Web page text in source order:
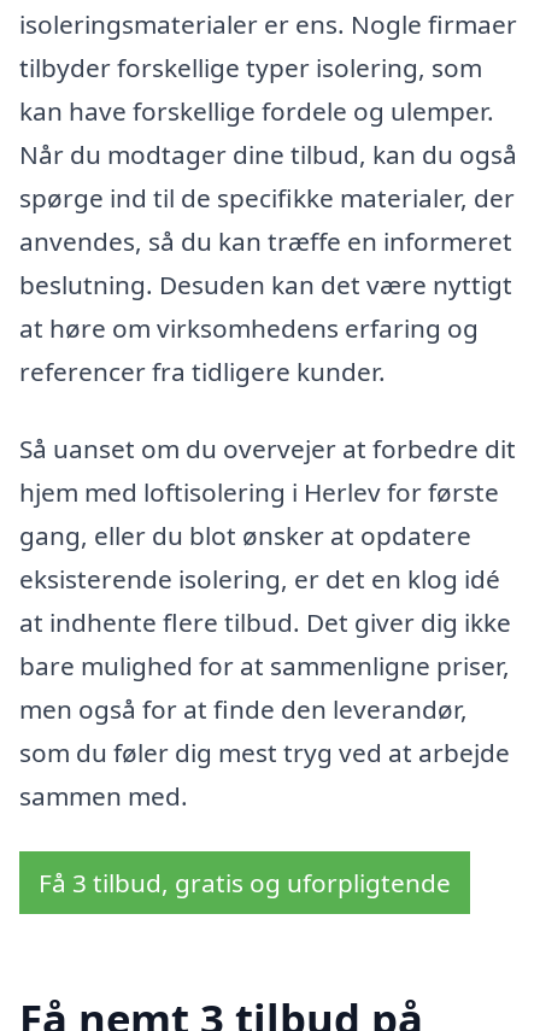
isoleringsmaterialer er ens. Nogle firmaer
tilbyder forskellige typer isolering, som
kan have forskellige fordele og ulemper.
Når du modtager dine tilbud, kan du også
spørge ind til de specifikke materialer, der
anvendes, så du kan træffe en informeret
beslutning. Desuden kan det være nyttigt
at høre om virksomhedens erfaring og
referencer fra tidligere kunder.
Så uanset om du overvejer at forbedre dit
hjem med loftisolering i Herlev for første
gang, eller du blot ønsker at opdatere
eksisterende isolering, er det en klog idé
at indhente flere tilbud. Det giver dig ikke
bare mulighed for at sammenligne priser,
men også for at finde den leverandør,
som du føler dig mest tryg ved at arbejde
sammen med.
Få 3 tilbud, gratis og uforpligtende
Få nemt 3 tilbud på